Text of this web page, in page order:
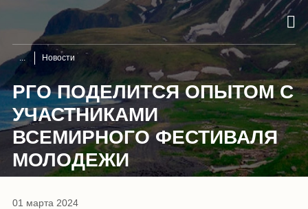
Новости
РГО ПОДЕЛИТСЯ ОПЫТОМ С
УЧАСТНИКАМИ
ВСЕМИРНОГО ФЕСТИВАЛЯ
МОЛОДЕЖИ
01 марта 2024